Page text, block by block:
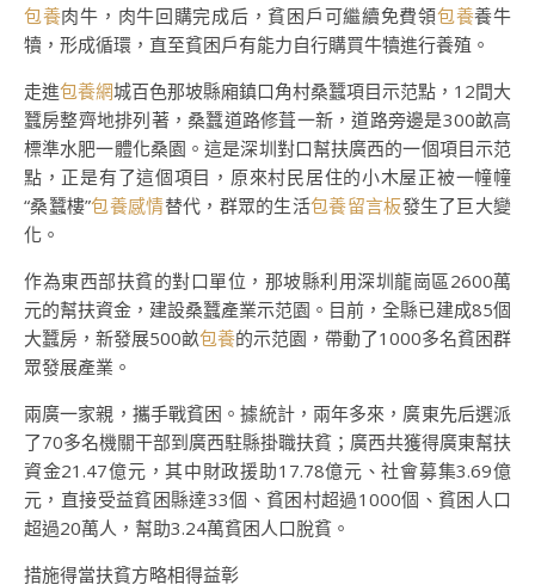
包養肉牛，肉牛回購完成后，貧困戶可繼續免費領包養養牛
犢，形成循環，直至貧困戶有能力自行購買牛犢進行養殖。
走進包養網城百色那坡縣廂鎮口角村桑蠶項目示范點，12間大
蠶房整齊地排列著，桑蠶道路修葺一新，道路旁邊是300畝高
標準水肥一體化桑園。這是深圳對口幫扶廣西的一個項目示范
點，正是有了這個項目，原來村民居住的小木屋正被一幢幢
“桑蠶樓”包養感情替代，群眾的生活包養留言板發生了巨大變
化。
作為東西部扶貧的對口單位，那坡縣利用深圳龍崗區2600萬
元的幫扶資金，建設桑蠶產業示范園。目前，全縣已建成85個
大蠶房，新發展500畝包養的示范園，帶動了1000多名貧困群
眾發展產業。
兩廣一家親，攜手戰貧困。據統計，兩年多來，廣東先后選派
了70多名機關干部到廣西駐縣掛職扶貧；廣西共獲得廣東幫扶
資金21.47億元，其中財政援助17.78億元、社會募集3.69億
元，直接受益貧困縣達33個、貧困村超過1000個、貧困人口
超過20萬人，幫助3.24萬貧困人口脫貧。
措施得當扶貧方略相得益彰